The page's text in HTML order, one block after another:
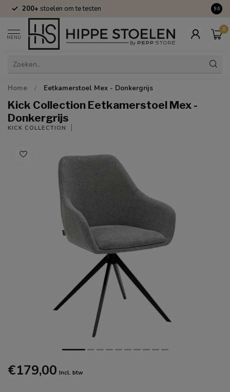
200+ stoelen om te testen 9.6
MENU
0
Home / Eetkamerstoel Mex - Donkergrijs
Kick Collection Eetkamerstoel Mex -
Donkergrijs
KICK COLLECTION
€179,00 Incl. btw